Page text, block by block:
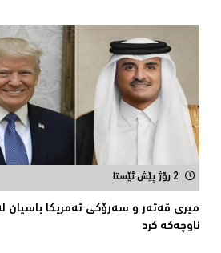
2 رۆژ پێش ئێستا
میری قه‌ته‌ر و سه‌رۆكی ئه‌مریكا باسیان
ناوچه‌كه‌ كرد